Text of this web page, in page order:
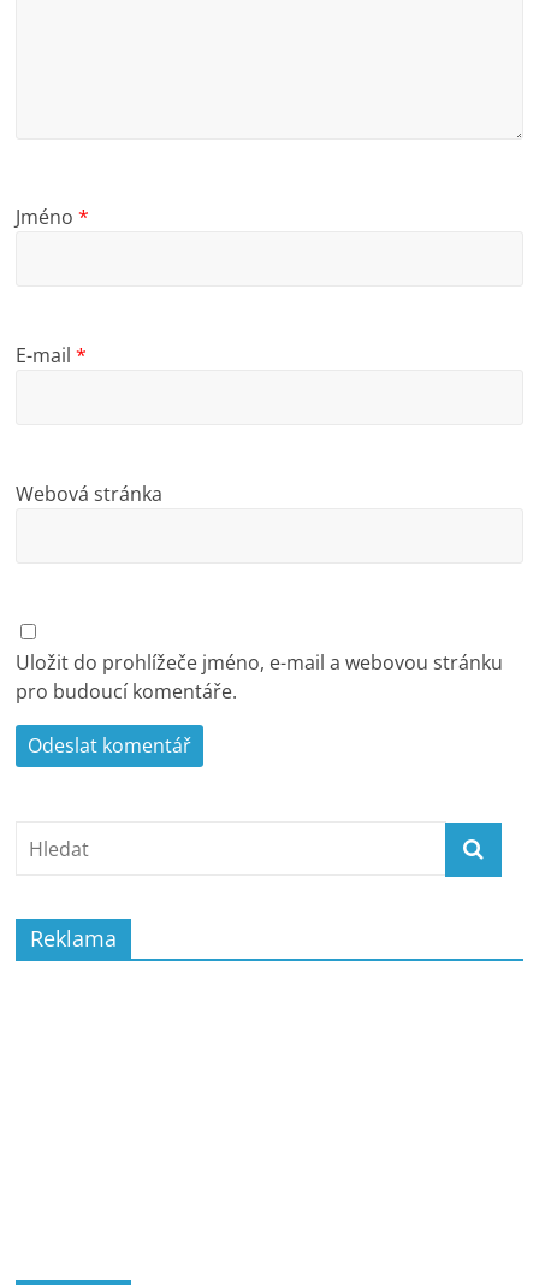
Jméno*
E-mail*
Webová stránka
Uložit do prohlížeče jméno, e-mail a webovou stránku
pro budoucí komentáře.
Reklama